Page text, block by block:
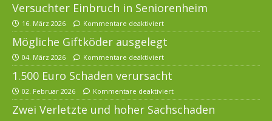
Versuchter Einbruch in Seniorenheim
16. März 2026 Kommentare deaktiviert
Mögliche Giftköder ausgelegt
04. März 2026 Kommentare deaktiviert
1.500 Euro Schaden verursacht
02. Februar 2026 Kommentare deaktiviert
Zwei Verletzte und hoher Sachschaden